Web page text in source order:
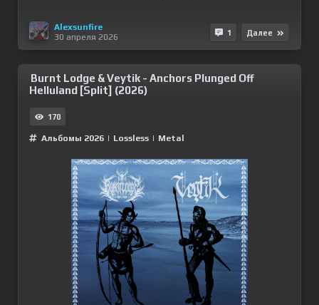
Alexsunfire
30 апреля 2026
1 Далее
Burnt Lodge & Veytik - Anchors Plunged Off
Helluland [Split] (2026)
170
Альбомы 2026 | Lossless | Metal